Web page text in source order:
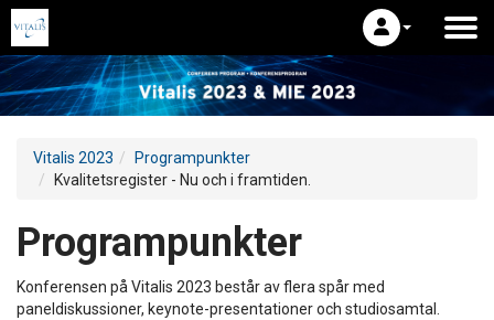
Vitalis 2023
Programpunkter
Kvalitetsregister - Nu och i framtiden.
Programpunkter
Konferensen på Vitalis 2023 består av flera spår med
paneldiskussioner, keynote-presentationer och studiosamtal.